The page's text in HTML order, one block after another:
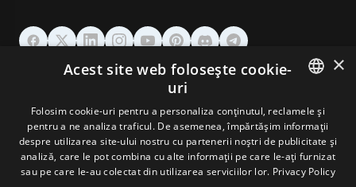
GĂZDUIRE
DOMENII & EMAIL
UNELTE & SECURITATE
ENGLISH
GERMAN
ROMANIAN
×
Acest site web folosește cookie-
uri
Folosim cookie-uri pentru a personaliza conținutul, reclamele și
pentru a ne analiza traficul. De asemenea, împărtășim informații
despre utilizarea site-ului nostru cu partenerii noștri de publicitate și
analiză, care le pot combina cu alte informații pe care le-ați furnizat
sau pe care le-au colectat din utilizarea serviciilor lor. Privacy Policy